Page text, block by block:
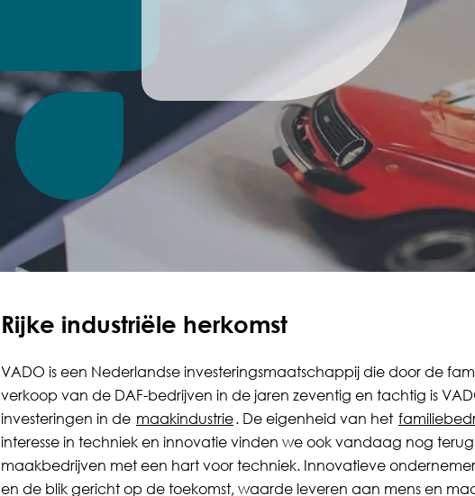
Rijke industriële herkomst
VADO is een Nederlandse investeringsmaatschappij die door de
verkoop van de DAF-bedrijven in de jaren zeventig en tachtig is
investeringen in de maakindustrie. De eigenheid van het
interesse in techniek en innovatie vinden we ook vandaag nog
maakbedrijven met een hart voor techniek. Innovatieve
en de blik gericht op de toekomst, waarde leveren aan mens en